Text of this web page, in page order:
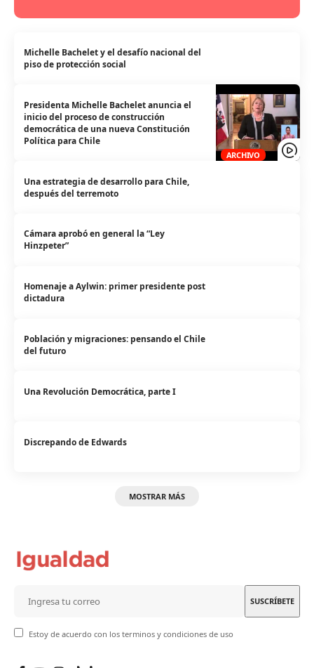
Michelle Bachelet y el desafío nacional del
piso de protección social
ARCHIVO
Presidenta Michelle Bachelet anuncia el
inicio del proceso de construcción
democrática de una nueva Constitución
Política para Chile
Una estrategia de desarrollo para Chile,
después del terremoto
Cámara aprobó en general la “Ley
Hinzpeter”
Homenaje a Aylwin: primer presidente post
dictadura
Población y migraciones: pensando el Chile
del futuro
Una Revolución Democrática, parte I
Discrepando de Edwards
MOSTRAR MÁS
Estoy de acuerdo con los terminos y condiciones de uso